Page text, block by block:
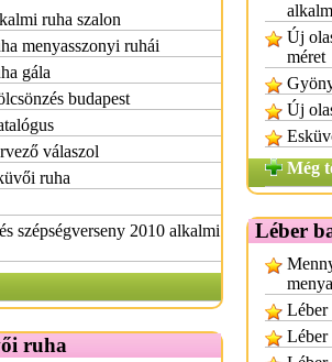
ruha szalon
menyasszonyi ruhái
gála
budapest
válaszol
ruha
szépségverseny 2010 alkalmi
ruha
Új
méret
Új
Még
Léber
Léber
Léber